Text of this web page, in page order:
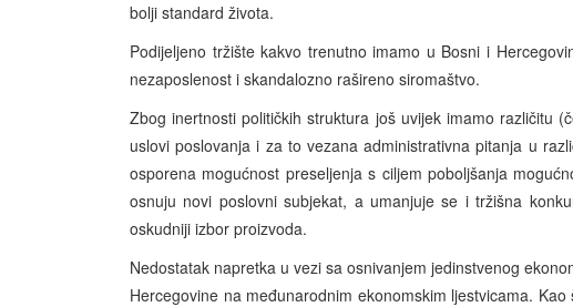
bolji standard života.
Podijeljeno tržište kakvo trenutno imamo u Bosni i
nezaposlenost i skandalozno rašireno siromaštvo.
Zbog inertnosti političkih struktura još uvijek imamo različitu
uslovi poslovanja i za to vezana administrativna pitanja u
osporena mogućnost preseljenja s ciljem poboljšanja
osnuju novi poslovni subjekat, a umanjuje se i tržišna
oskudniji izbor proizvoda.
Nedostatak napretka u vezi sa osnivanjem jedinstvenog
Hercegovine na međunarodnim ekonomskim ljestvicama.